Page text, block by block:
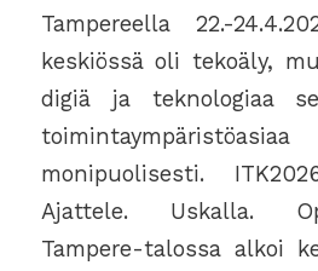
Tampereella 22.-
keskiössä oli tekoäly,
digiä ja teknologiaa
monipuolisesti.
Ajattele. Uskalla.
Tampere-talossa alkoi